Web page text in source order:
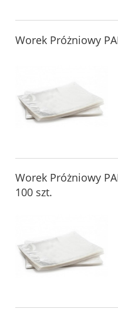
Worek Próżniowy
Worek Próżniowy
100 szt.